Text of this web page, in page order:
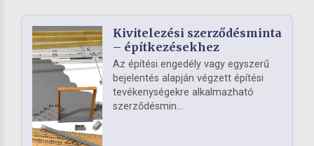
Kivitelezési szerződésminta
– építkezésekhez
Az építési engedély vagy egyszerű
bejelentés alapján végzett építési
tevékenységekre alkalmazható
szerződésmin...